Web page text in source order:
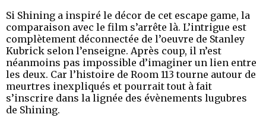
Si Shining a inspiré le décor de cet escape game, la
comparaison avec le film s’arrête là. L’intrigue est
complètement déconnectée de l’oeuvre de Stanley
Kubrick selon l’enseigne. Après coup, il n’est
néanmoins pas impossible d’imaginer un lien entre
les deux. Car l’histoire de Room 113 tourne autour de
meurtres inexpliqués et pourrait tout à fait
s’inscrire dans la lignée des évènements lugubres
de Shining.